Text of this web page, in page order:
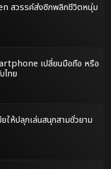
สวรรค์ส่งซิกพลิกชีวิตหนุ่ม
เปลี่ยนมือถือ หรือ
ไทย
ห้ปลุกเล่นสนุกสามชั่วยาม